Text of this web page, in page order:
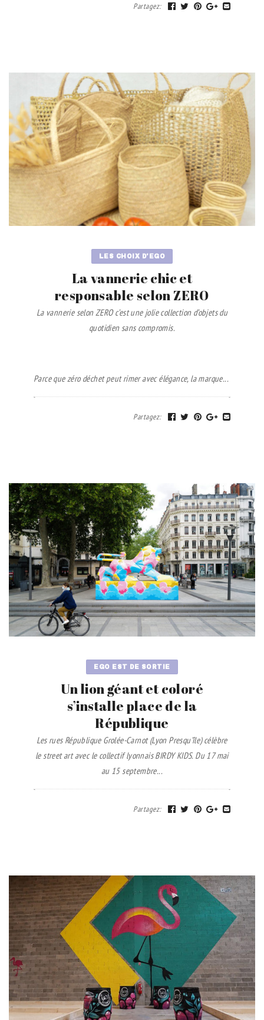
Partagez:
LES CHOIX D'EGO
La vannerie chic et
responsable selon ZERO
La vannerie selon ZERO c’est une jolie collection d’objets du
quotidien sans compromis.
Parce que zéro déchet peut rimer avec élégance, la marque...
Partagez:
EGO EST DE SORTIE
Un lion géant et coloré
s’installe place de la
République
Les rues République Grolée-Carnot (Lyon Presqu’île) célèbre
le street art avec le collectif lyonnais BIRDY KIDS. Du 17 mai
au 15 septembre...
Partagez: